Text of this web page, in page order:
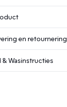
en retournering
Wasinstructies